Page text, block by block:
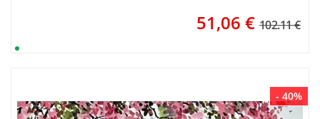
51,06 € 102.11 €
- 40%